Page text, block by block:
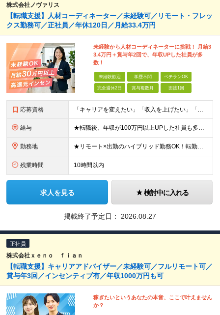
株式会社ノヴァリス
【転職支援】人材コーディネーター／未経験可／リモート・フレッ
クス勤務可／正社員／年休120日／月給33.4万円
未経験から人材コーディネーターに挑戦！ 月給3
3.4万円＋賞与年2回で、年収UPした社員が多
数！
未経験歓迎 学歴不問 ベテランOK
完全週休2日 賞与複数月 面接1回
応募資格 「キャリアを変えたい」「収入を上げたい」「将来に強いスキルを身につけたい」方歓迎！ ・未経験歓迎 ・学歴不問 ・第二新卒歓迎 ＼経験やスキルではなく、“これから”を重視します／ 「今のままでいい
給与 ★転職後、年収が100万円以上UPした社員も多数！ 月給33.4万円～45万円＋諸手当＋賞与年2回 ※インセンティブ充実 直近の最高インセンティブ：月50万円 全社員の平均インセンティブ：月10
勤務地 ★リモート×出勤のハイブリッド勤務OK！転勤なし！U・Ｉターン歓迎！ 東京、神奈川、埼玉、千葉、愛知、大阪、兵庫、京都、広島、福岡をはじめとする全国各地のプロジェクト先。 プライム上場、グロース上
残業時間 10時間以内
求人を見る 検討中に入れる
掲載終了予定日： 2026.08.27
正社員
株式会社ｘｅｎｏ ｆｉａｎ
【転職支援】キャリアアドバイザー／未経験可／フルリモート可／
賞与年3回／インセンティブ有／年収1000万円も可
稼ぎたいというあなたの本音、ここで叶えません
か？